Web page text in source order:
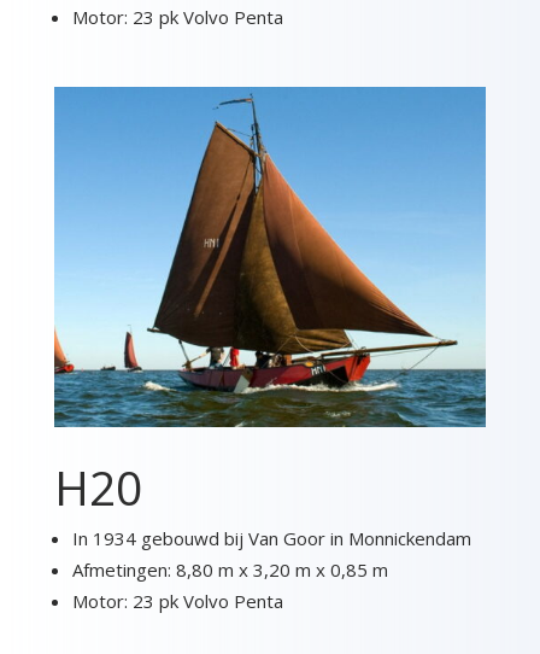
Motor: 23 pk Volvo Penta
H20
In 1934 gebouwd bij Van Goor in Monnickendam
Afmetingen: 8,80 m x 3,20 m x 0,85 m
Motor: 23 pk Volvo Penta